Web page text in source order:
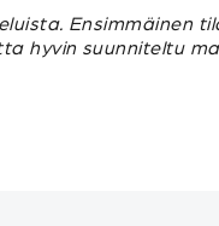
Ensimmäinen
hyvin suunniteltu